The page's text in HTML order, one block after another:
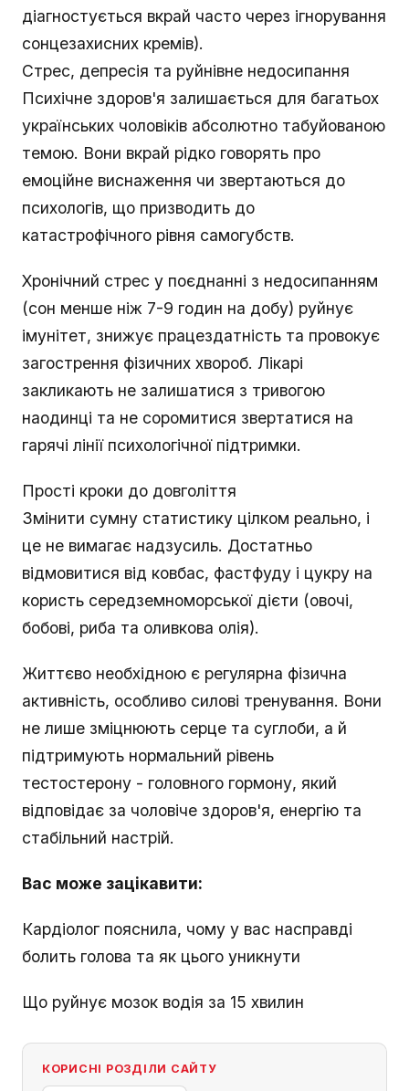
діагностується вкрай часто через ігнорування
сонцезахисних кремів).
Стрес, депресія та руйнівне недосипання
Психічне здоров'я залишається для багатьох
українських чоловіків абсолютно табуйованою
темою. Вони вкрай рідко говорять про
емоційне виснаження чи звертаються до
психологів, що призводить до
катастрофічного рівня самогубств.
Хронічний стрес у поєднанні з недосипанням
(сон менше ніж 7-9 годин на добу) руйнує
імунітет, знижує працездатність та провокує
загострення фізичних хвороб. Лікарі
закликають не залишатися з тривогою
наодинці та не соромитися звертатися на
гарячі лінії психологічної підтримки.
Прості кроки до довголіття
Змінити сумну статистику цілком реально, і
це не вимагає надзусиль. Достатньо
відмовитися від ковбас, фастфуду і цукру на
користь середземноморської дієти (овочі,
бобові, риба та оливкова олія).
Життєво необхідною є регулярна фізична
активність, особливо силові тренування. Вони
не лише зміцнюють серце та суглоби, а й
підтримують нормальний рівень
тестостерону - головного гормону, який
відповідає за чоловіче здоров'я, енергію та
стабільний настрій.
Вас може зацікавити:
Кардіолог пояснила, чому у вас насправді
болить голова та як цього уникнути
Що руйнує мозок водія за 15 хвилин
КОРИСНІ РОЗДІЛИ САЙТУ